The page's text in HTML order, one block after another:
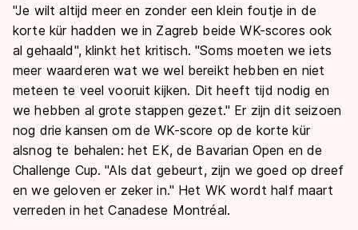
"Je wilt altijd meer en zonder een klein foutje in de
korte kür hadden we in Zagreb beide WK-scores ook
al gehaald", klinkt het kritisch. "Soms moeten we iets
meer waarderen wat we wel bereikt hebben en niet
meteen te veel vooruit kijken. Dit heeft tijd nodig en
we hebben al grote stappen gezet." Er zijn dit seizoen
nog drie kansen om de WK-score op de korte kür
alsnog te behalen: het EK, de Bavarian Open en de
Challenge Cup. "Als dat gebeurt, zijn we goed op dreef
en we geloven er zeker in." Het WK wordt half maart
verreden in het Canadese Montréal.